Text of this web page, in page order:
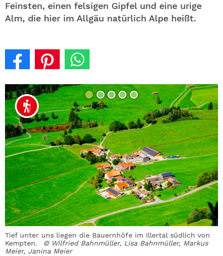
Feinsten, einen felsigen Gipfel und eine urige
Alm, die hier im Allgäu natürlich Alpe heißt.
Tief unter uns liegen die Bauernhöfe im Illertal südlich von
Kempten.
© Wilfried Bahnmüller, Lisa Bahnmüller, Markus
Meier, Janina Meier